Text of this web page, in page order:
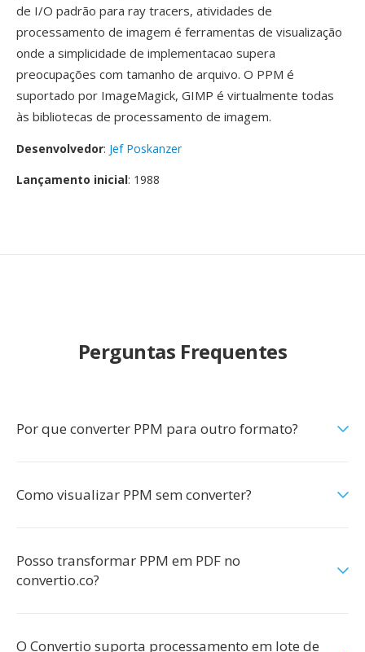
de I/O padrão para ray tracers, atividades de
processamento de imagem é ferramentas de visualização
onde a simplicidade de implementacao supera
preocupações com tamanho de arquivo. O PPM é
suportado por ImageMagick, GIMP é virtualmente todas
às bibliotecas de processamento de imagem.
Desenvolvedor: Jef Poskanzer
Lançamento inicial: 1988
Perguntas Frequentes
Por que converter PPM para outro formato?
Como visualizar PPM sem converter?
Posso transformar PPM em PDF no
convertio.co?
O Convertio suporta processamento em lote de